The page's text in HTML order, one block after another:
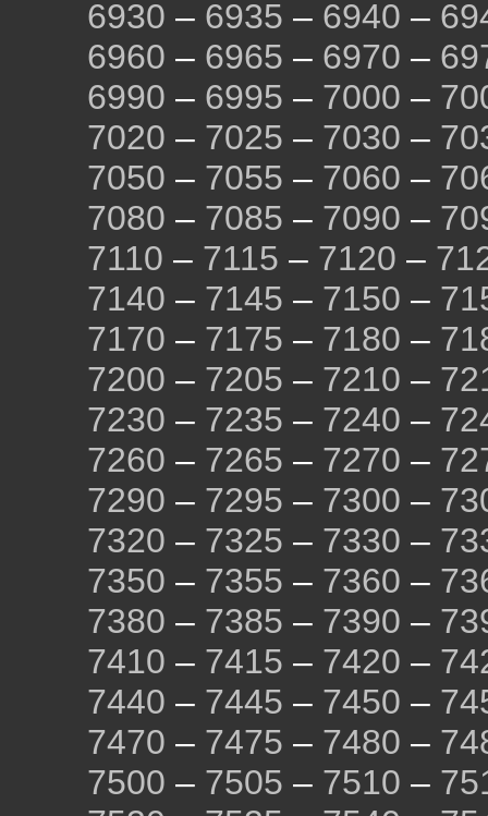
6930 – 6935 – 6940 –
6960 – 6965 – 6970 –
6990 – 6995 – 7000 –
7020 – 7025 – 7030 –
7050 – 7055 – 7060 –
7080 – 7085 – 7090 –
7110 – 7115 – 7120 –
7140 – 7145 – 7150 –
7170 – 7175 – 7180 –
7200 – 7205 – 7210 –
7230 – 7235 – 7240 –
7260 – 7265 – 7270 –
7290 – 7295 – 7300 –
7320 – 7325 – 7330 –
7350 – 7355 – 7360 –
7380 – 7385 – 7390 –
7410 – 7415 – 7420 –
7440 – 7445 – 7450 –
7470 – 7475 – 7480 –
7500 – 7505 – 7510 –